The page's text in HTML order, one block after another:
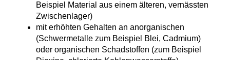
Beispiel Material aus einem älteren, vernässten
Zwischenlager)
mit erhöhten Gehalten an anorganischen
(Schwermetalle zum Beispiel Blei, Cadmium)
oder organischen Schadstoffen (zum Beispiel